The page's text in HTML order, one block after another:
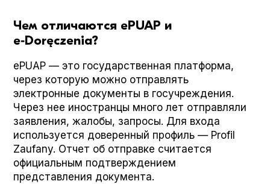
Чем отличаются ePUAP и
e‑Doręczenia?
ePUAP — это государственная платформа,
через которую можно отправлять
электронные документы в госучреждения.
Через нее иностранцы много лет отправляли
заявления, жалобы, запросы. Для входа
используется доверенный профиль — Pro­fil
Zau­fany. Отчет об отправке считается
официальным подтверждением
представления документа.